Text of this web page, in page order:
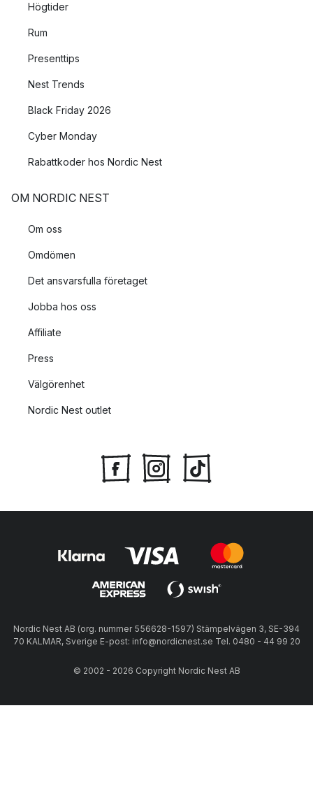
Högtider
Rum
Presenttips
Nest Trends
Black Friday 2026
Cyber Monday
Rabattkoder hos Nordic Nest
OM NORDIC NEST
Om oss
Omdömen
Det ansvarsfulla företaget
Jobba hos oss
Affiliate
Press
Välgörenhet
Nordic Nest outlet
Nordic Nest AB (org. nummer 556628-1597) Stämpelvägen 3, SE-394
70 KALMAR, Sverige E-post: info@nordicnest.se Tel. 0480 - 44 99 20
© 2002 - 2026 Copyright Nordic Nest AB